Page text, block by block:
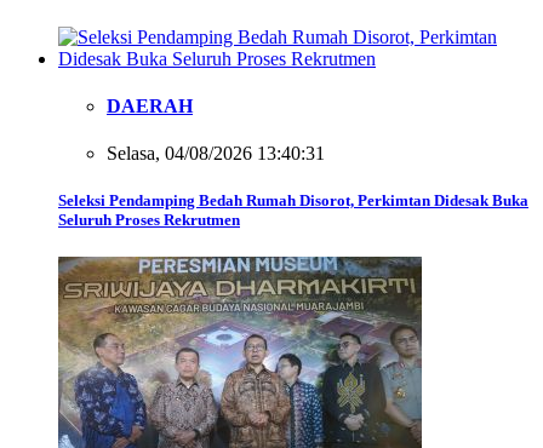
DAERAH
Selasa, 04/08/2026 13:40:31
Seleksi Pendamping Bedah Rumah Disorot, Perkimtan Didesak Buka
Seluruh Proses Rekrutmen